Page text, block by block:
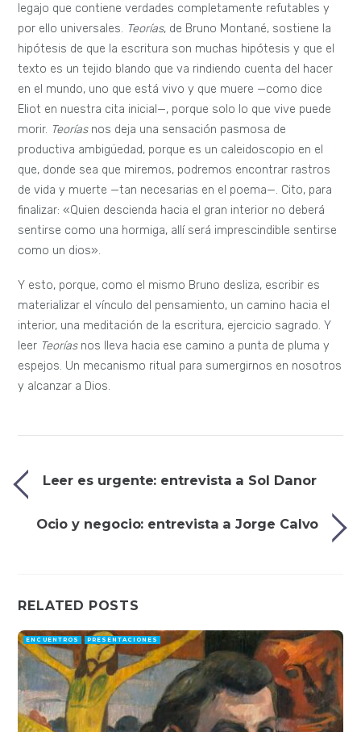
legajo que contiene verdades completamente refutables y
por ello universales. Teorías, de Bruno Montané, sostiene la
hipótesis de que la escritura son muchas hipótesis y que el
texto es un tejido blando que va rindiendo cuenta del hacer
en el mundo, uno que está vivo y que muere —como dice
Eliot en nuestra cita inicial—, porque solo lo que vive puede
morir. Teoríasnos deja una sensación pasmosa de
productiva ambigüedad, porque es un caleidoscopio en el
que, donde sea que miremos, podremos encontrar rastros
de vida y muerte —tan necesarias en el poema—. Cito, para
finalizar: «Quien descienda hacia el gran interior no deberá
sentirse como una hormiga, allí será imprescindible sentirse
como un dios».
Y esto, porque, como el mismo Bruno desliza, escribir es
materializar el vínculo del pensamiento, un camino hacia el
interior, una meditación de la escritura, ejercicio sagrado. Y
leer Teoríasnos lleva hacia ese camino a punta de pluma y
espejos. Un mecanismo ritual para sumergirnos en nosotros
y alcanzar a Dios.
Leer es urgente: entrevista a Sol Danor
Ocio y negocio: entrevista a Jorge Calvo
RELATED POSTS
ENCUENTROS PRESENTACIONES